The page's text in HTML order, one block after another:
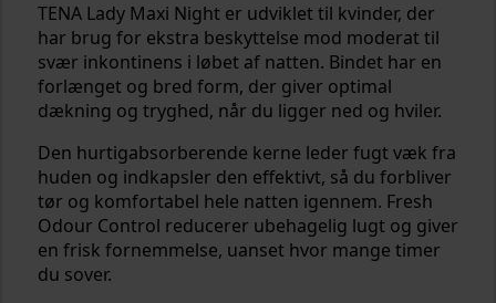
TENA Lady Maxi Night er udviklet til kvinder, der
har brug for ekstra beskyttelse mod moderat til
svær inkontinens i løbet af natten. Bindet har en
forlænget og bred form, der giver optimal
dækning og tryghed, når du ligger ned og hviler.
Den hurtigabsorberende kerne leder fugt væk fra
huden og indkapsler den effektivt, så du forbliver
tør og komfortabel hele natten igennem. Fresh
Odour Control reducerer ubehagelig lugt og giver
en frisk fornemmelse, uanset hvor mange timer
du sover.